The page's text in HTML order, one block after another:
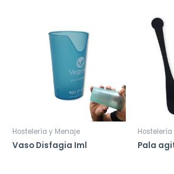
Hostelería y Menaje
Vaso Disfagia Iml Pala